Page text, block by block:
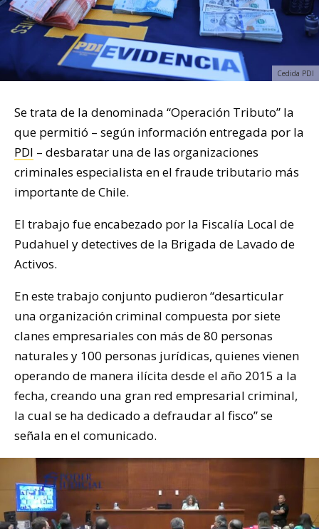
Cedida PDI
Se trata de la denominada “Operación Tributo” la
que permitió – según información entregada por la
PDI – desbaratar una de las organizaciones
criminales especialista en el fraude tributario más
importante de Chile.
El trabajo fue encabezado por la Fiscalía Local de
Pudahuel y detectives de la Brigada de Lavado de
Activos.
En este trabajo conjunto pudieron “desarticular
una organización criminal compuesta por siete
clanes empresariales con más de 80 personas
naturales y 100 personas jurídicas, quienes vienen
operando de manera ilícita desde el año 2015 a la
fecha, creando una gran red empresarial criminal,
la cual se ha dedicado a defraudar al fisco” se
señala en el comunicado.